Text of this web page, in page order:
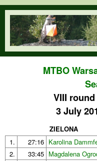
Skip to
orienteering.waw.pl
MTBO
VIII
3 July
ZIELONA
1.
27:16 Karolina
2.
33:45 Magdalena